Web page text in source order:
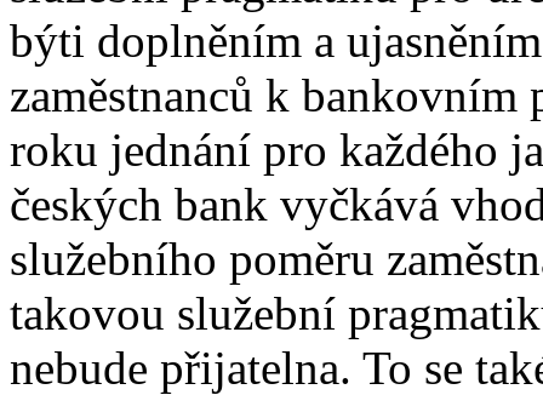
býti doplněním a
zaměstnanců k
roku jednání pro každého
českých bank vyčkává
služebního poměru
takovou služební
nebude přijatelna. To se